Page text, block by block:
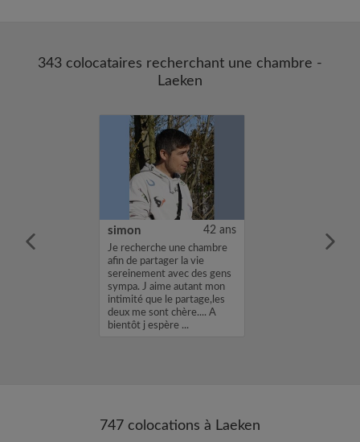
343 colocataires recherchant une chambre -
Laeken
simon 42 ans
Je recherche une chambre
afin de partager la vie
sereinement avec des gens
sympa. J aime autant mon
intimité que le partage,les
deux me sont chère.... A
bientôt j espère ...
747 colocations à Laeken